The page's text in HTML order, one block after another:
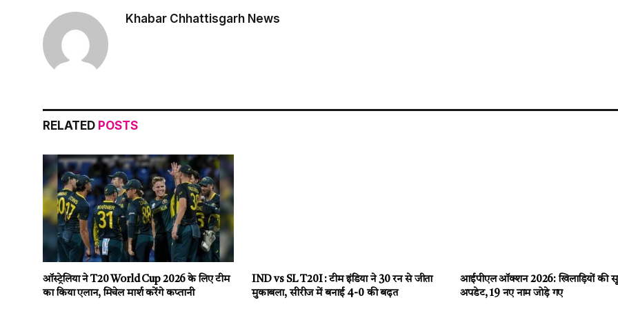
Khabar Chhattisgarh News
RELATED POSTS
ऑस्ट्रेलिया ने T20 World Cup 2026 के लिए टीम
का किया एलान, मिचेल मार्श करेंगे कप्तानी
IND vs SL T20I : टीम इंडिया ने 30 रन से जीता
मुकाबला, सीरीज में बनाई 4-0 की बढ़त
आईपीएल ऑक्शन 2026: खिलाड़ियों की
अपडेट, 19 नए नाम जोड़े गए